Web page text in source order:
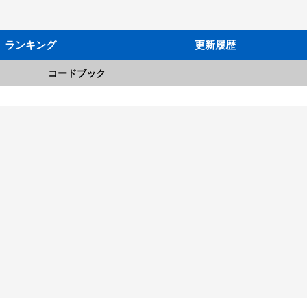
ランキング 更新履歴
コードブック